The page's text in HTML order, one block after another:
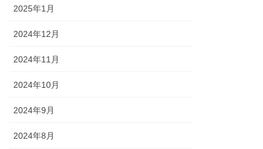
2025年1月
2024年12月
2024年11月
2024年10月
2024年9月
2024年8月